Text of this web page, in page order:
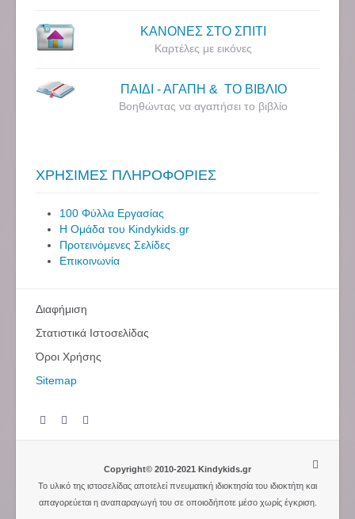
ΚΑΝΟΝΕΣ ΣΤΟ ΣΠΙΤΙ
Καρτέλες με εικόνες
ΠΑΙΔΙ - ΑΓΑΠΗ & ΤΟ ΒΙΒΛΙΟ
Βοηθώντας να αγαπήσει το βιβλίο
ΧΡΗΣΙΜΕΣ ΠΛΗΡΟΦΟΡΙΕΣ
100 Φύλλα Εργασίας
Η Ομάδα του Kindykids.gr
Προτεινόμενες Σελίδες
Επικοινωνία
Διαφήμιση
Στατιστικά Ιστοσελίδας
Όροι Χρήσης
Sitemap
Copyright© 2010-2021 Kindykids.gr
Το υλικό της ιστοσελίδας αποτελεί πνευματική ιδιοκτησία του ιδιοκτήτη και
απαγορεύεται η αναπαραγωγή του σε οποιοδήποτε μέσο χωρίς έγκριση.